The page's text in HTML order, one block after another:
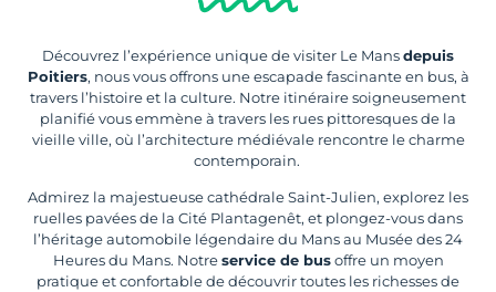
Découvrez l’expérience unique de visiter Le Mansdepuis
Poitiers, nous vous offrons une escapade fascinante en bus, à
travers l’histoire et la culture. Notre itinéraire soigneusement
planifié vous emmène à travers les rues pittoresques de la
vieille ville, où l’architecture médiévale rencontre le charme
contemporain.
Admirez la majestueuse cathédrale Saint-Julien, explorez les
ruelles pavées de la Cité Plantagenêt, et plongez-vous dans
l’héritage automobile légendaire du Mans au Musée des 24
Heures du Mans. Notreservice de busoffre un moyen
pratique et confortable de découvrir toutes les richesses de